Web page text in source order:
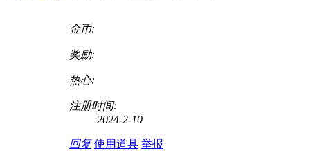
金币:
奖励:
热心:
注册时间:
2024-2-10
回复 使用道具 举报